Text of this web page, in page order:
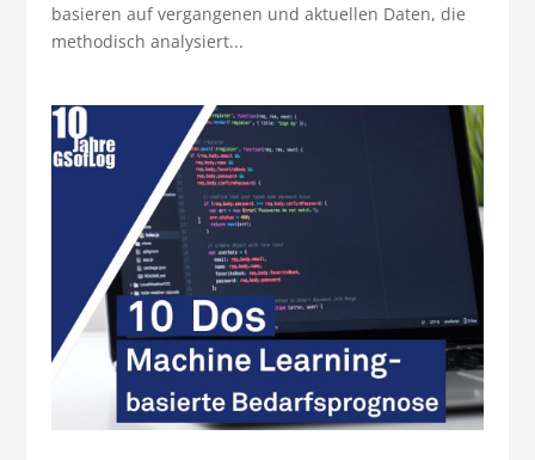
basieren auf vergangenen und aktuellen Daten, die
methodisch analysiert...